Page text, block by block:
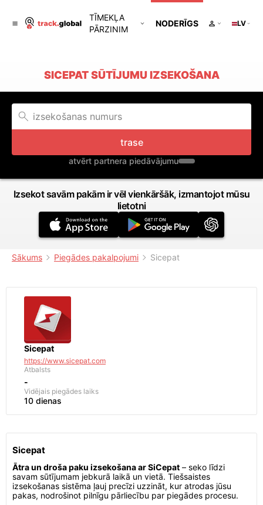
TĪMEKĻA
PĀRZINIM
NODERĪGS LV
SICEPAT SŪTĪJUMU IZSEKOŠANA
trase
atvērt partnera piedāvājumu
Izsekot savām pakām ir vēl vienkāršāk, izmantojot mūsu
lietotni
Sākums Piegādes pakalpojumi Sicepat
Sicepat
https://www.sicepat.com
Atbalsts
-
Vidējais piegādes laiks
10 dienas
Sicepat
Ātra un droša paku izsekošana ar SiCepat – seko līdzi
savam sūtījumam jebkurā laikā un vietā. Tiešsaistes
izsekošanas sistēma ļauj precīzi uzzināt, kur atrodas jūsu
pakas, nodrošinot pilnīgu pārliecību par piegādes procesu.